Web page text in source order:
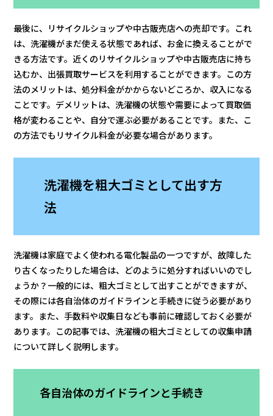
最後に、リサイクルショップや中古販売店への売却です。これ
は、洗濯機がまだ使える状態であれば、お金に換えることがで
きる方法です。近くのリサイクルショップや中古販売店に持ち
込むか、出張買取サービスを利用することができます。この方
法のメリットは、処分料金がかからないどころか、収入になる
ことです。デメリットは、洗濯機の状態や需要によって買取価
格が変わることや、自分で運ぶ必要があることです。また、こ
の方法でもリサイクル料金が必要な場合があります。
洗濯機を粗大ゴミとして出す方
法
洗濯機は家庭でよく使われる電化製品の一つですが、故障した
り古くなったりした場合は、どのように処分すればいいのでし
ょうか？一般的には、粗大ゴミとして出すことができますが、
その際には各自治体のガイドラインと手続きに従う必要があり
ます。また、手数料や収集日なども事前に確認しておく必要が
あります。この記事では、洗濯機の粗大ゴミとしての収集申請
について詳しく説明します。
各自治体のガイドラインと手続き